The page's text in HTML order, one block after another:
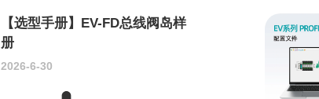
【选型手册】EV-FD总线阀岛样
册
2026-6-30